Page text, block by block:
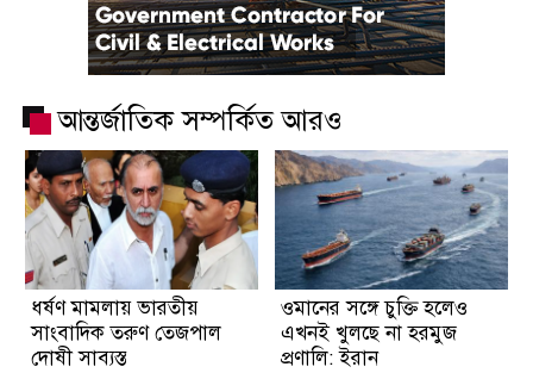
আন্তর্জাতিক সম্পর্কিত আরও
ধর্ষণ মামলায় ভারতীয়
সাংবাদিক তরুণ তেজপাল
দোষী সাব্যস্ত
ওমানের সঙ্গে চুক্তি হলেও
এখনই খুলছে না হরমুজ
প্রণালি: ইরান